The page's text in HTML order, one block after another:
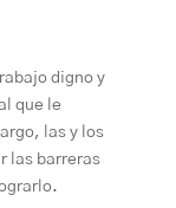
digno y
que le
las y los
las barreras